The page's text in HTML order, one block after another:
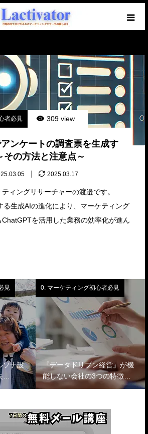
者必見 309 view
ンケートの調査票を生成す
その方法と注意点～
2025.03.17
ィングリサーチャーの渡邉です。
る生成AIの進化により、マーケティング
ChatGPTを活用した業務の効率化が進ん
見
ソナ設
…
0. マーケティング初心者必見
『データドリブン経営』が機
能しない会社の3つの特徴…
方へ
ログ
！
ご依頼